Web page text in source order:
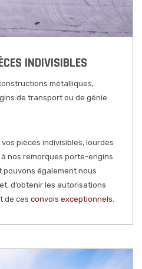
INDIVISIBLES
métalliques,
de transport ou de génie
pièces indivisibles, lourdes
nos remorques porte-engins
pouvons également nous
d’obtenir les autorisations
de ces convois exceptionnels